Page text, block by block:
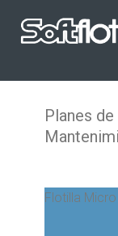
Planes
Flotilla Micro